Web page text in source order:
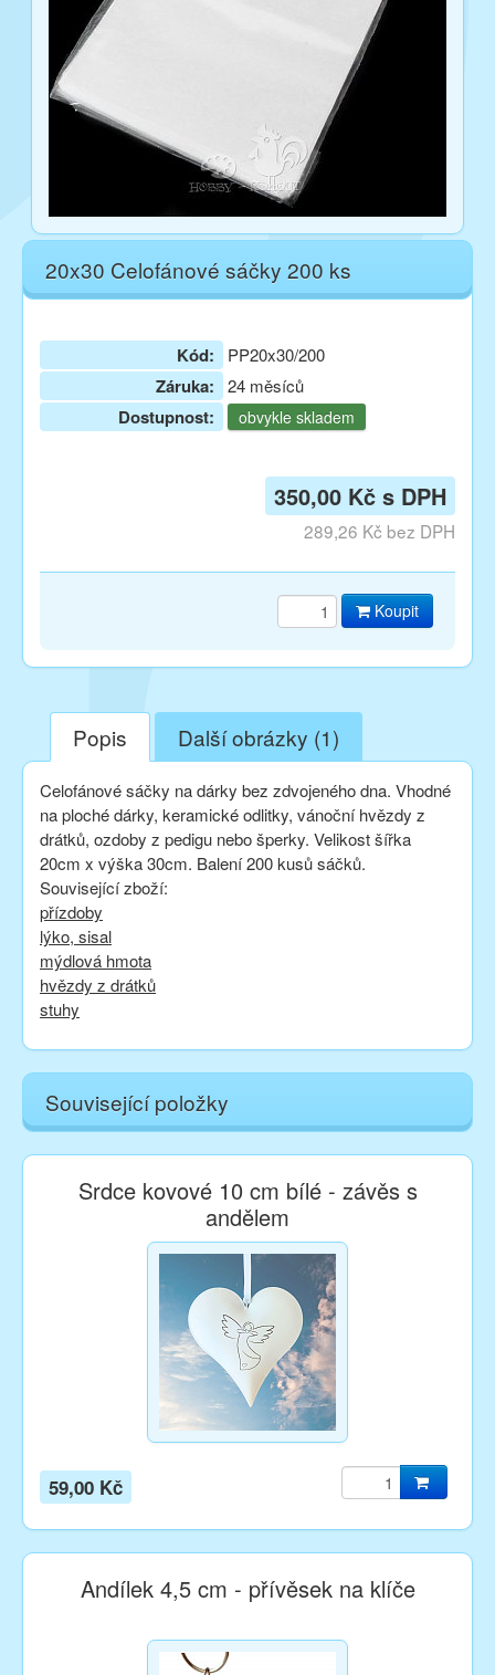
Facebook
20x30 Celofánové sáčky 200 ks
Kód: PP20x30/200
Záruka: 24 měsíců
Dostupnost: obvykle skladem
350,00 Kč s DPH
289,26 Kč bez DPH
Koupit
Popis Další obrázky (1)
Celofánové sáčky na dárky bez zdvojeného dna. Vhodné
na ploché dárky, keramické odlitky, vánoční hvězdy z
drátků, ozdoby z pedigu nebo šperky. Velikost šířka
20cm x výška 30cm. Balení 200 kusů sáčků.
Související zboží:
přízdoby
lýko, sisal
mýdlová hmota
hvězdy z drátků
stuhy
Související položky
Srdce kovové 10 cm bílé - závěs s
andělem
59,00 Kč
Andílek 4,5 cm - přívěsek na klíče